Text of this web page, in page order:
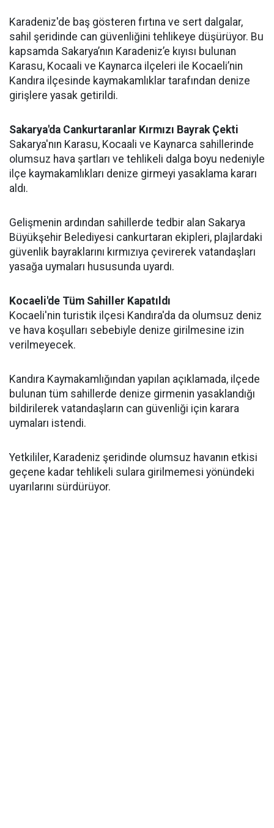
Karadeniz'de baş gösteren fırtına ve sert dalgalar,
sahil şeridinde can güvenliğini tehlikeye düşürüyor. Bu
kapsamda Sakarya’nın Karadeniz’e kıyısı bulunan
Karasu, Kocaali ve Kaynarca ilçeleri ile Kocaeli’nin
Kandıra ilçesinde kaymakamlıklar tarafından denize
girişlere yasak getirildi.
Sakarya'da Cankurtaranlar Kırmızı Bayrak Çekti
Sakarya'nın Karasu, Kocaali ve Kaynarca sahillerinde
olumsuz hava şartları ve tehlikeli dalga boyu nedeniyle
ilçe kaymakamlıkları denize girmeyi yasaklama kararı
aldı.
Gelişmenin ardından sahillerde tedbir alan Sakarya
Büyükşehir Belediyesi cankurtaran ekipleri, plajlardaki
güvenlik bayraklarını kırmızıya çevirerek vatandaşları
yasağa uymaları hususunda uyardı.
Kocaeli'de Tüm Sahiller Kapatıldı
Kocaeli'nin turistik ilçesi Kandıra'da da olumsuz deniz
ve hava koşulları sebebiyle denize girilmesine izin
verilmeyecek.
Kandıra Kaymakamlığından yapılan açıklamada, ilçede
bulunan tüm sahillerde denize girmenin yasaklandığı
bildirilerek vatandaşların can güvenliği için karara
uymaları istendi.
Yetkililer, Karadeniz şeridinde olumsuz havanın etkisi
geçene kadar tehlikeli sulara girilmemesi yönündeki
uyarılarını sürdürüyor.